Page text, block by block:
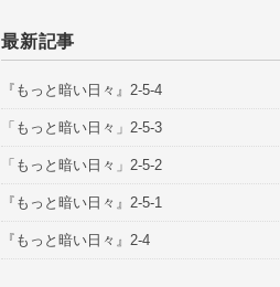
最新記事
『もっと暗い日々』2-5-4
「もっと暗い日々」2-5-3
「もっと暗い日々」2-5-2
『もっと暗い日々』2-5-1
『もっと暗い日々』2-4